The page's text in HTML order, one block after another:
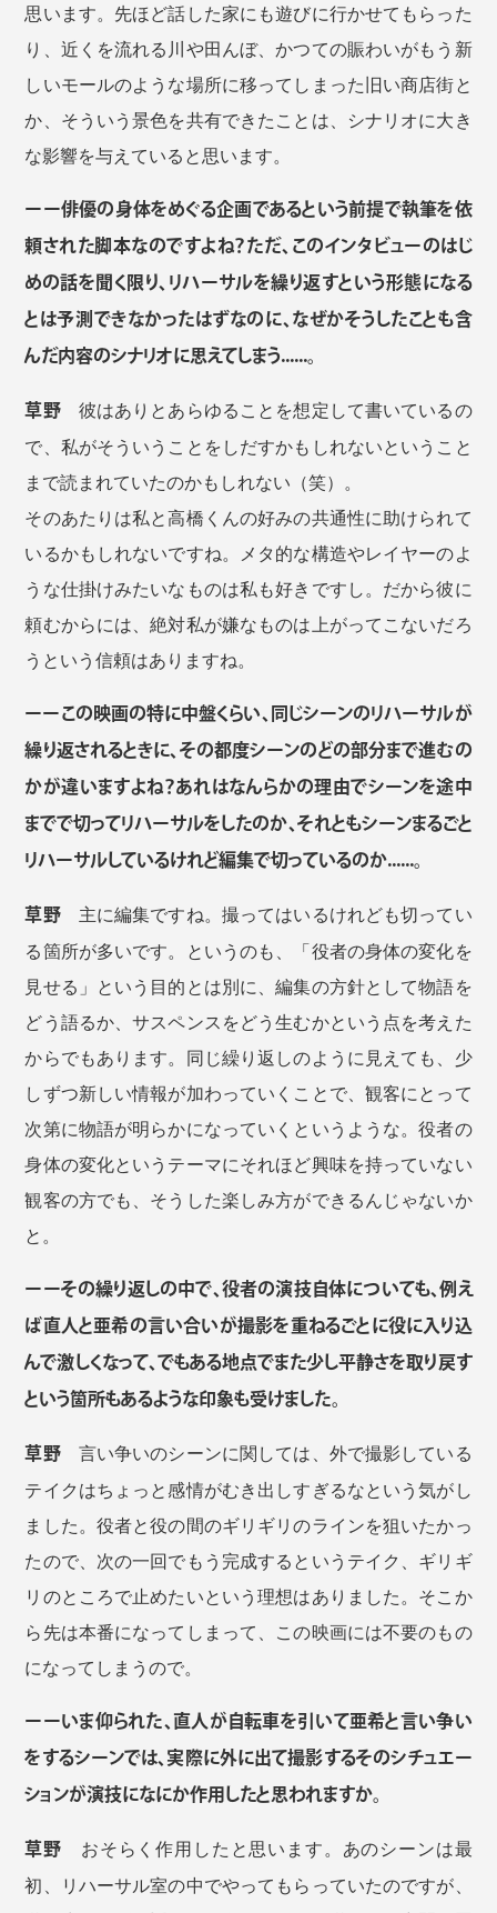
思います。先ほど話した家にも遊びに行かせてもらった
り、近くを流れる川や田んぼ、かつての賑わいがもう新
しいモールのような場所に移ってしまった旧い商店街と
か、そういう景色を共有できたことは、シナリオに大き
な影響を与えていると思います。
ーー俳優の身体をめぐる企画であるという前提で執筆を依
頼された脚本なのですよね？ただ、このインタビューのはじ
めの話を聞く限り、リハーサルを繰り返すという形態になる
とは予測できなかったはずなのに、なぜかそうしたことも含
んだ内容のシナリオに思えてしまう......。
草野彼はありとあらゆることを想定して書いているの
で、私がそういうことをしだすかもしれないということ
まで読まれていたのかもしれない（笑）。
そのあたりは私と高橋くんの好みの共通性に助けられて
いるかもしれないですね。メタ的な構造やレイヤーのよ
うな仕掛けみたいなものは私も好きですし。だから彼に
頼むからには、絶対私が嫌なものは上がってこないだろ
うという信頼はありますね。
ーーこの映画の特に中盤くらい、同じシーンのリハーサルが
繰り返されるときに、その都度シーンのどの部分まで進むの
かが違いますよね？あれはなんらかの理由でシーンを途中
までで切ってリハーサルをしたのか、それともシーンまるごと
リハーサルしているけれど編集で切っているのか......。
草野主に編集ですね。撮ってはいるけれども切ってい
る箇所が多いです。というのも、「役者の身体の変化を
見せる」という目的とは別に、編集の方針として物語を
どう語るか、サスペンスをどう生むかという点を考えた
からでもあります。同じ繰り返しのように見えても、少
しずつ新しい情報が加わっていくことで、観客にとって
次第に物語が明らかになっていくというような。役者の
身体の変化というテーマにそれほど興味を持っていない
観客の方でも、そうした楽しみ方ができるんじゃないか
と。
ーーその繰り返しの中で、役者の演技自体についても、例え
ば直人と亜希の言い合いが撮影を重ねるごとに役に入り込
んで激しくなって、でもある地点でまた少し平静さを取り戻す
という箇所もあるような印象も受けました。
草野言い争いのシーンに関しては、外で撮影している
テイクはちょっと感情がむき出しすぎるなという気がし
ました。役者と役の間のギリギリのラインを狙いたかっ
たので、次の一回でもう完成するというテイク、ギリギ
リのところで止めたいという理想はありました。そこか
ら先は本番になってしまって、この映画には不要のもの
になってしまうので。
ーーいま仰られた、直人が自転車を引いて亜希と言い争い
をするシーンでは、実際に外に出て撮影するそのシチュエー
ションが演技になにか作用したと思われますか。
草野 おそらく作用したと思います。あのシーンは最
初、リハーサル室の中でやってもらっていたのですが、